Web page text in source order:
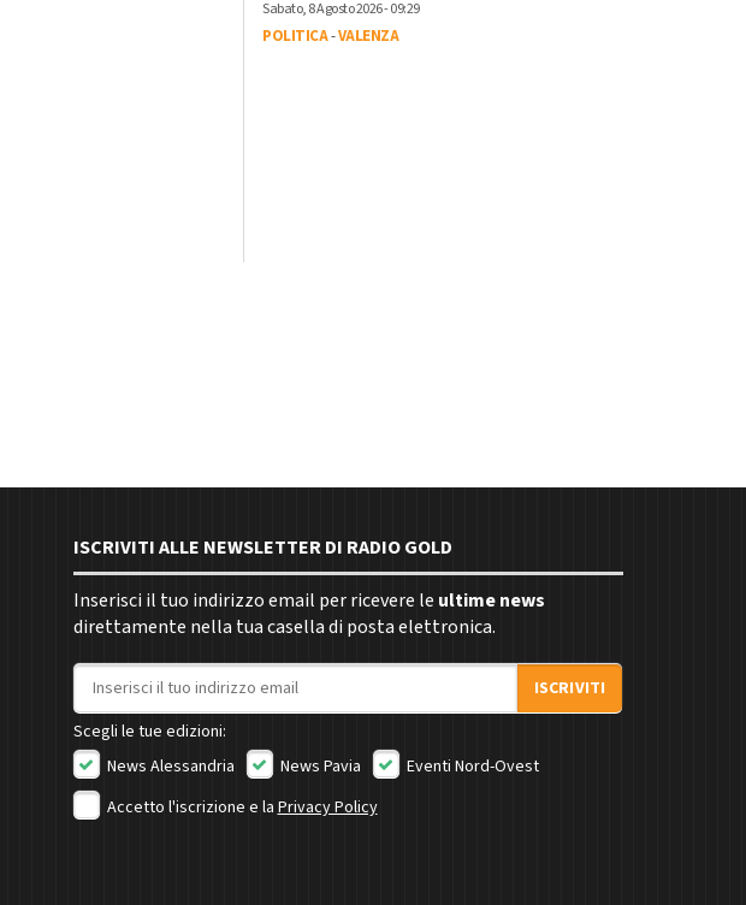
Sabato, 8 Agosto 2026 - 09:29
POLITICA-VALENZA
ISCRIVITI ALLE NEWSLETTER DI RADIO GOLD
Inserisci il tuo indirizzo email per ricevere le ultime news
direttamente nella tua casella di posta elettronica.
Indirizzo email
ISCRIVITI
Scegli le tue edizioni:
News Alessandria
News Pavia
Eventi Nord-Ovest
Accetto l'iscrizione e la Privacy Policy